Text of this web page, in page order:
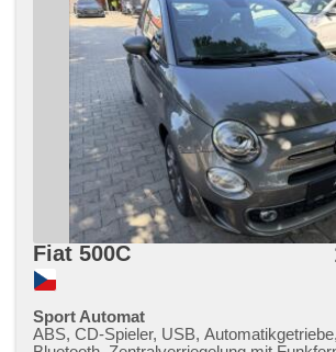
Fiat 500C
Sport Automat
ABS, CD-Spieler, USB,